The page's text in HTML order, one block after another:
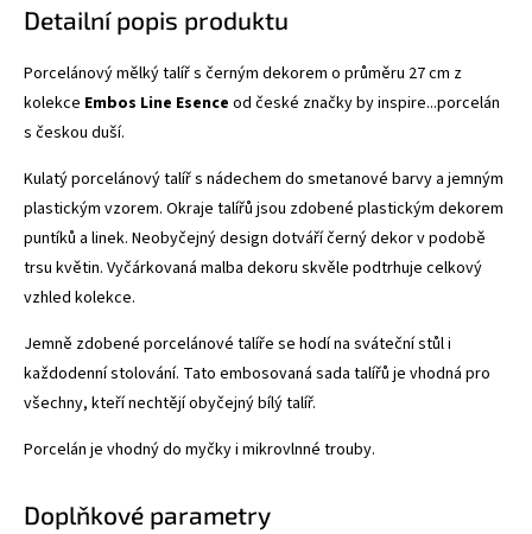
Detailní popis produktu
Porcelánový mělký talíř s černým dekorem o průměru 27 cm z
kolekce Embos Line Esence od české značky by inspire...porcelán
s českou duší.
Kulatý porcelánový talíř s nádechem do smetanové barvy a jemným
plastickým vzorem. Okraje talířů jsou zdobené plastickým dekorem
puntíků a linek. Neobyčejný design dotváří černý dekor v podobě
trsu květin. Vyčárkovaná malba dekoru skvěle podtrhuje celkový
vzhled kolekce.
Jemně zdobené porcelánové talíře se hodí na sváteční stůl i
každodenní stolování. Tato embosovaná sada talířů je vhodná pro
všechny, kteří nechtějí obyčejný bílý talíř.
Porcelán je vhodný do myčky i mikrovlnné trouby.
Doplňkové parametry